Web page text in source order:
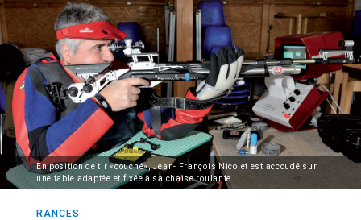
En position de tir «couché», Jean- François Nicolet est accoudé sur
une table adaptée et fixée à sa chaise roulante.
RANCES